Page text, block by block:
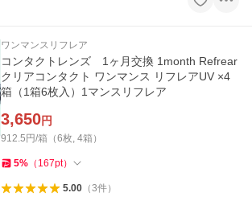
ワンマンスリフレア
コンタクトレンズ 1ヶ月交換 1month Refrear
クリアコンタクト ワンマンス リフレアUV ×4
箱（1箱6枚入）1マンスリフレア
3,650円
912.5円/箱（6枚, 4箱）
5% （ 167pt）
5.00（3件）